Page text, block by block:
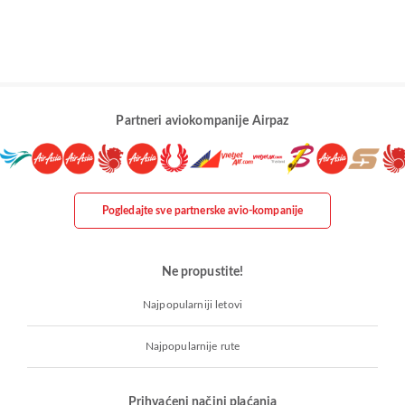
Partneri aviokompanije Airpaz
Pogledajte sve partnerske avio-kompanije
Ne propustite!
Najpopularniji letovi
Najpopularnije rute
Prihvaćeni načini plaćanja